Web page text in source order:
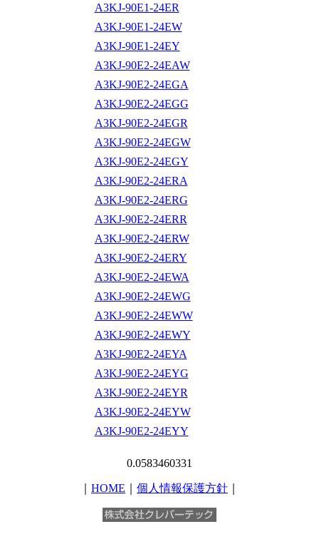
A3KJ-90E1-24ER
A3KJ-90E1-24EW
A3KJ-90E1-24EY
A3KJ-90E2-24EAW
A3KJ-90E2-24EGA
A3KJ-90E2-24EGG
A3KJ-90E2-24EGR
A3KJ-90E2-24EGW
A3KJ-90E2-24EGY
A3KJ-90E2-24ERA
A3KJ-90E2-24ERG
A3KJ-90E2-24ERR
A3KJ-90E2-24ERW
A3KJ-90E2-24ERY
A3KJ-90E2-24EWA
A3KJ-90E2-24EWG
A3KJ-90E2-24EWW
A3KJ-90E2-24EWY
A3KJ-90E2-24EYA
A3KJ-90E2-24EYG
A3KJ-90E2-24EYR
A3KJ-90E2-24EYW
A3KJ-90E2-24EYY
0.0583460331
HOME 個人情報保護方針